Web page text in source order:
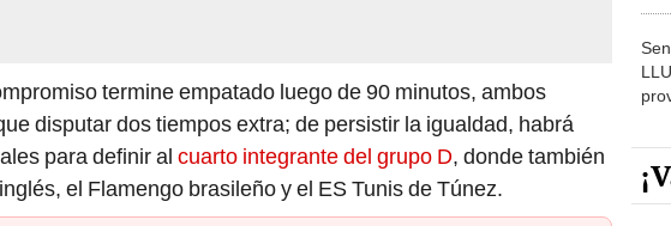
termine empatado luego de 90 minutos, ambos
disputar dos tiempos extra; de persistir la igualdad, habrá
para definir al cuarto integrante del grupo D, donde también
el Flamengo brasileño y el ES Tunis de Túnez.